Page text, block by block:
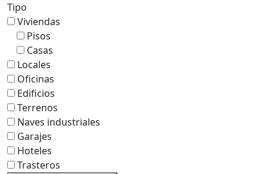
Tipo
Viviendas
Pisos
Casas
Locales
Oficinas
Edificios
Terrenos
Naves industriales
Garajes
Hoteles
Trasteros